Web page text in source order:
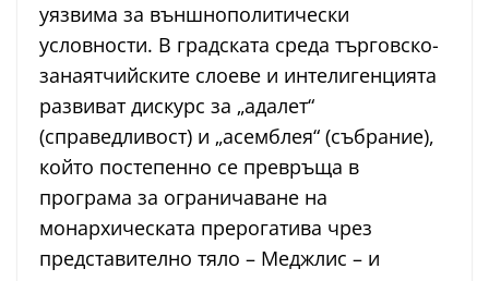
уязвима за външнополитически
условности. В градската среда търговско-
занаятчийските слоеве и интелигенцията
развиват дискурс за „адалет“
(справедливост) и „асемблея“ (събрание),
който постепенно се превръща в
програма за ограничаване на
монархическата прерогатива чрез
представително тяло – Меджлис – и